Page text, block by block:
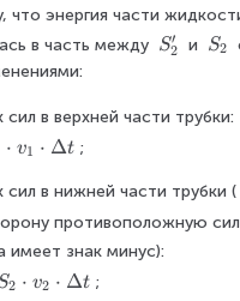
что энергия части
в часть между S
2
S2
′ и S
S2
в верхней части трубки:
⋅ v1 ⋅ Δt ;
в нижней части трубки (
противоположную
имеет знак минус):
2 ⋅ v2 ⋅ Δt ;